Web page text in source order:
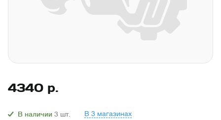
4340 р.
В наличии 3 шт. В 3 магазинах